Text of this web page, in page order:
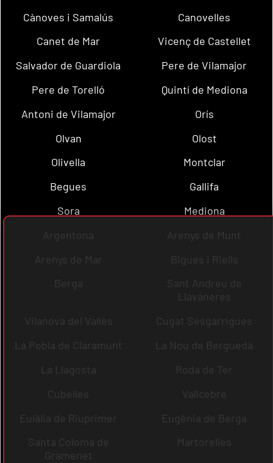
Cànoves i Samalús
Canovelles
Canet de Mar
Vicenç de Castellet
Salvador de Guardiola
Pere de Vilamajor
Pere de Torelló
Quintí de Mediona
Antoni de Vilamajor
Orís
Olvan
Olost
Olivella
Montclar
Begues
Gallifa
Sora
Mediona
Argentona
Arenys de Munt
Arenys de Mar
Bigues i Riells
Berga
Sant Andreu de
Llavaneres
Vilanova del Vallès
Cugat Sesgarrigues
La Pobla de Claramunt
La Nou de Berguedà
La Llagosta
Roda de Ter
Cubelles
Vallcebre
Eulàlia de Riuprimer
Eugènia de Berga
Santa Coloma de
Gramenet
Martorelles